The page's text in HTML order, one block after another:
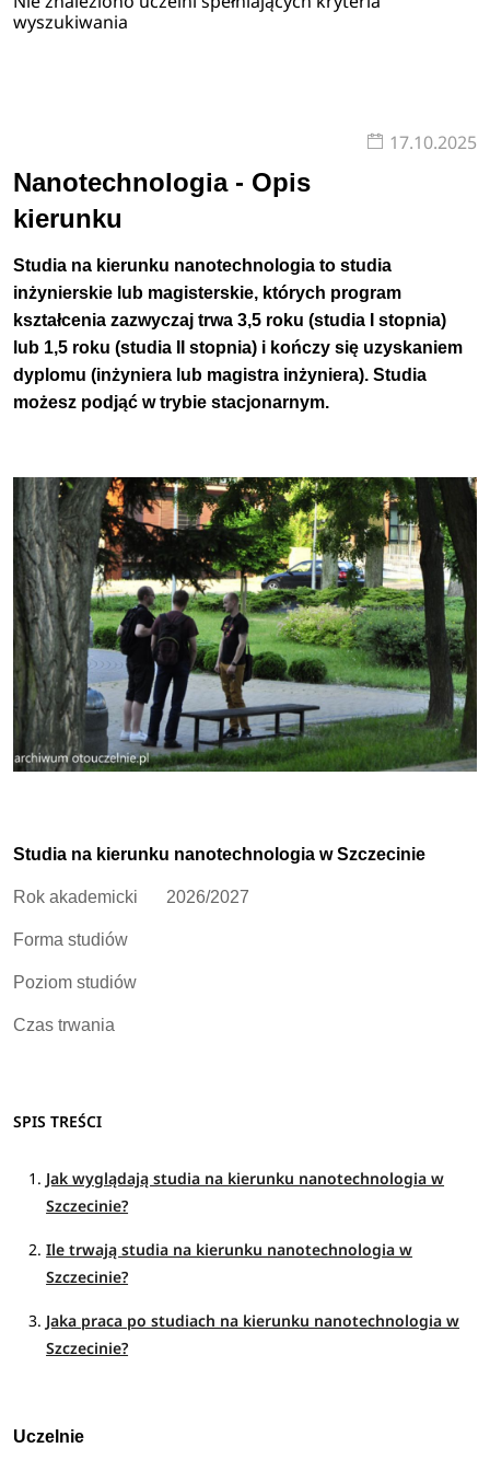
wyszukiwania
17.10.2025
Nanotechnologia - Opis
kierunku
Studia na kierunku nanotechnologia to studia
inżynierskie lub magisterskie, których program
kształcenia zazwyczaj trwa 3,5 roku (studia I stopnia)
lub 1,5 roku (studia II stopnia) i kończy się uzyskaniem
dyplomu (inżyniera lub magistra inżyniera).Studia
możesz podjąć w trybiestacjonarnym.
Studia na kierunku nanotechnologia w Szczecinie
Rok akademicki 2026/2027
Forma studiów
Poziom studiów
Czas trwania
SPIS TREŚCI
Jak wyglądają studia na kierunku nanotechnologia w
Szczecinie?
Ile trwają studia na kierunku nanotechnologia w
Szczecinie?
Jaka praca po studiach na kierunku nanotechnologia w
Szczecinie?
Uczelnie